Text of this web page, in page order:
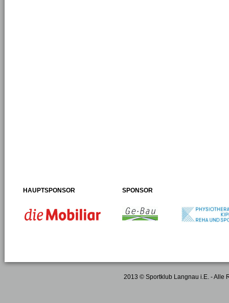
HAUPTSPONSOR SPONSOR
2013 © Sportklub Langnau i.E. - Alle